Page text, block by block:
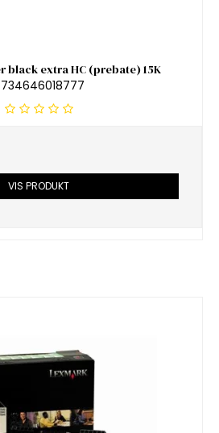
black extra HC (prebate) 15K
VIS PRODUKT